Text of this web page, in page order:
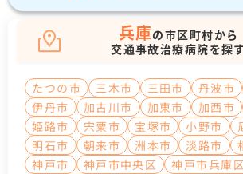
兵庫の市区町村から
交通事故治療病院を探す
たつの市 三木市 三田市 丹波市
伊丹市
加古川市 加東市 加西市
姫路市
宍粟市 宝塚市 小野市
明石市
朝来市 洲本市 淡路市
神戸市
神戸市中央区 神戸市兵庫区